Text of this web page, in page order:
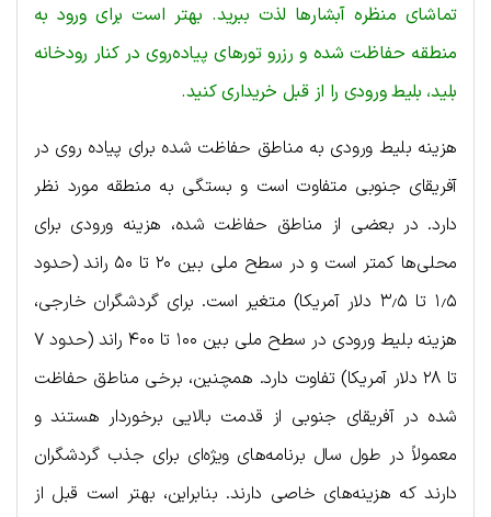
تماشای منظره آبشارها لذت ببرید. بهتر است برای ورود به
منطقه حفاظت شده و رزرو تورهای پیاده‌روی در کنار رودخانه
بلید، بلیط ورودی را از قبل خریداری کنید.
هزینه بلیط ورودی به مناطق حفاظت شده برای پیاده روی در
آفریقای جنوبی متفاوت است و بستگی به منطقه مورد نظر
دارد. در بعضی از مناطق حفاظت شده، هزینه ورودی برای
محلی‌ها کمتر است و در سطح ملی بین ۲۰ تا ۵۰ راند (حدود
۱٫۵ تا ۳٫۵ دلار آمریکا) متغیر است. برای گردشگران خارجی،
هزینه بلیط ورودی در سطح ملی بین ۱۰۰ تا ۴۰۰ راند (حدود ۷
تا ۲۸ دلار آمریکا) تفاوت دارد. همچنین، برخی مناطق حفاظت
شده در آفریقای جنوبی از قدمت بالایی برخوردار هستند و
معمولاً در طول سال برنامه‌های ویژه‌ای برای جذب گردشگران
دارند که هزینه‌های خاصی دارند. بنابراین، بهتر است قبل از